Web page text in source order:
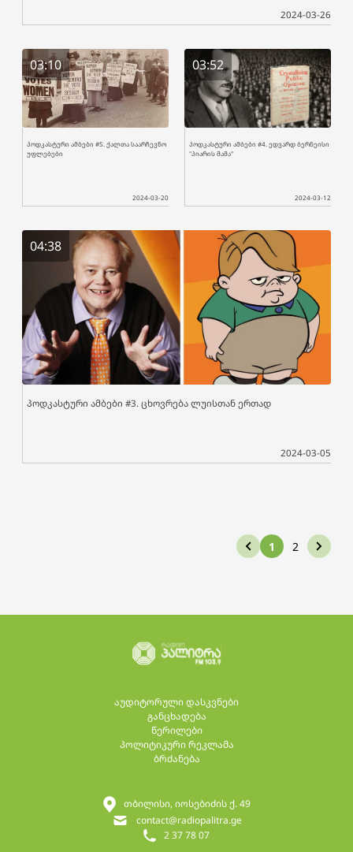
2024-03-26
03:10
პოდკასტური ამბები #5. ქალთა საარჩევნო
უფლებები
2024-03-20
03:52
პოდკასტური ამბები #4. ედვარდ ბერნეისი
"პიარის მამა"
2024-03-12
04:38
პოდკასტური ამბები #3. ცხოვრება ლუისთან ერთად
2024-03-05
1 2
აუდიტორული დასკვნები
განცხადება
წერილები
პოლიტიკური რეკლამა
ბრძანება
2 37 78 07
contact@radiopalitra.ge
თბილისი, იოსებიძის ქ. 49